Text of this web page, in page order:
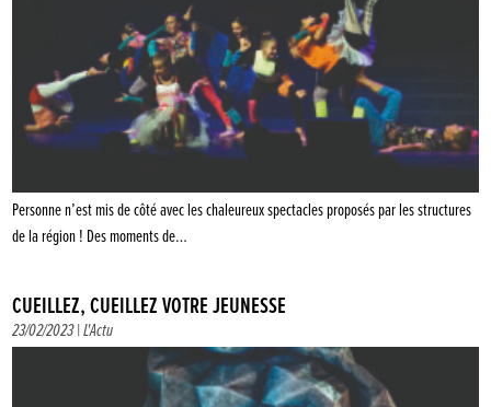
Personne n’est mis de côté avec les chaleureux spectacles proposés par les structures
de la région ! Des moments de…
CUEILLEZ, CUEILLEZ VOTRE JEUNESSE
23/02/2023 |L'Actu